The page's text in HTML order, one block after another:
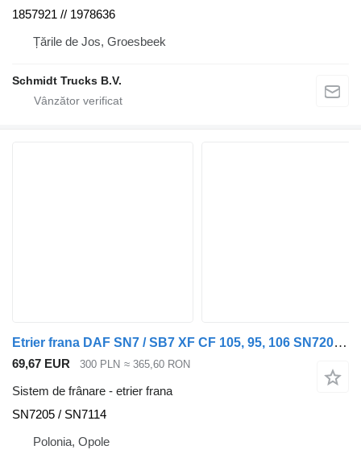
1857921 // 1978636
Țările de Jos, Groesbeek
Schmidt Trucks B.V.
Etrier frana DAF SN7 / SB7 XF CF 105, 95, 106 SN7205 / SN7114 pentru camion
69,67 EUR 300 PLN ≈ 365,60 RON
Sistem de frânare - etrier frana
SN7205 / SN7114
Polonia, Opole